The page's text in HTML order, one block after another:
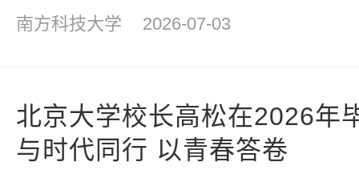
南方科技大学 2026-07-03
北京大学校长高松在2026年
与时代同行 以青春答卷